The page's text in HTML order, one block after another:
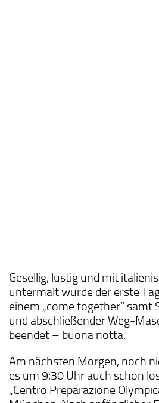
Gesellig, lustig und mit
untermalt wurde der erste
einem „come together“ samt
und abschließender Weg-
beendet – buona notta.
Am nächsten Morgen, noch
es um 9:30 Uhr auch schon
„Centro Preparazione